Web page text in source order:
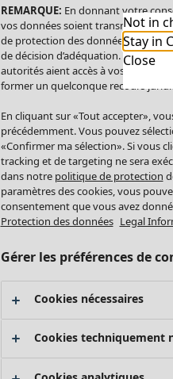
Not in
Stay in
Close
REMARQUE: En donnant votre
vos données soient transmises aux
de protection des données
de décision d’adéquation. Par
autorités aient accès à vos
former un quelconque recours
En cliquant sur «Tout accepter»,
précédemment. Vous pouvez
«Confirmer ma sélection». Si vous
tracking et de targeting ne sera
dans notre politique de protection
paramètres des cookies, vous
consentement que vous avez
Protection des données Legal
Gérer les préférences de
Cookies nécessaires
Cookies techniquement